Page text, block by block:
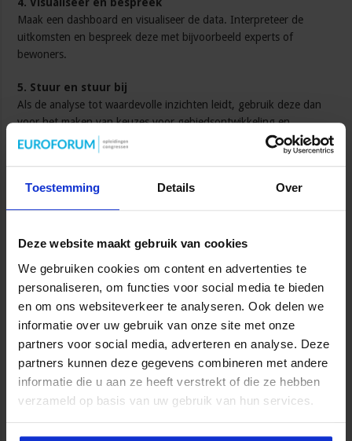
Toestemming Details Over
Deze website maakt gebruik van cookies
We gebruiken cookies om content en advertenties te
personaliseren, om functies voor social media te bieden
en om ons websiteverkeer te analyseren. Ook delen we
informatie over uw gebruik van onze site met onze
partners voor social media, adverteren en analyse. Deze
partners kunnen deze gegevens combineren met andere
informatie die u aan ze heeft verstrekt of die ze hebben
verzameld op basis van uw gebruik van hun services.
Maak een dashboard en visualiseer de data. Interpreteer de
uitkomsten en bespreek deze met bijvoorbeeld experts of
bewoners.
5. Stuur en stuur bij
Als de analyse tot waardevolle inzichten leidt, gebruik deze dan
voor het maken van keuzes voor gebiedsontwikkeling en
leefbaarheidsbeleid. Stuur vervolgens op de data, meet het effect
optimaal beschikbaar
Bij deopleiding Datamanagementhoor je hoe je data op
een goede en veilige manier beschikbaar en inzichtelijk
Je leert hoe je kansen van data benut en
écht waarde creëert
. De opleiding is speciaal
ontwikkeld voor de publieke sector. Meer informatie?
Bekijk de opleiding
.